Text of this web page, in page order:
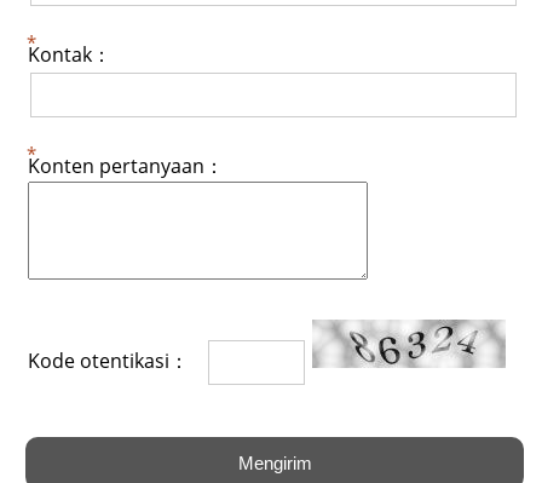
Kontak：
Konten pertanyaan：
Kode otentikasi：